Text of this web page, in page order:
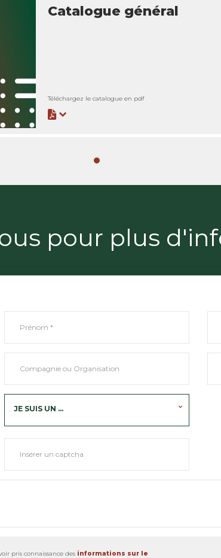
Catalogue général
Téléchargez le catalogue en pdf
pour plus
JE SUIS UN ...
pris connaissance des informations sur le